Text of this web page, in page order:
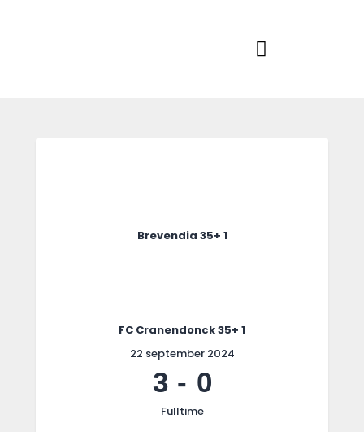
Brevendia 35+ 1
FC Cranendonck 35+ 1
22 september 2024
3- 0
Fulltime